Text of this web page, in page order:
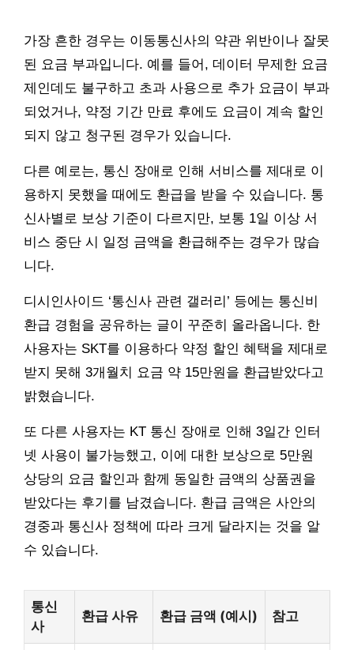
가장 흔한 경우는 이동통신사의 약관 위반이나 잘못
된 요금 부과입니다. 예를 들어, 데이터 무제한 요금
제인데도 불구하고 초과 사용으로 추가 요금이 부과
되었거나, 약정 기간 만료 후에도 요금이 계속 할인
되지 않고 청구된 경우가 있습니다.
다른 예로는, 통신 장애로 인해 서비스를 제대로 이
용하지 못했을 때에도 환급을 받을 수 있습니다. 통
신사별로 보상 기준이 다르지만, 보통 1일 이상 서
비스 중단 시 일정 금액을 환급해주는 경우가 많습
니다.
디시인사이드 ‘통신사 관련 갤러리’ 등에는 통신비
환급 경험을 공유하는 글이 꾸준히 올라옵니다. 한
사용자는 SKT를 이용하다 약정 할인 혜택을 제대로
받지 못해 3개월치 요금 약 15만원을 환급받았다고
밝혔습니다.
또 다른 사용자는 KT 통신 장애로 인해 3일간 인터
넷 사용이 불가능했고, 이에 대한 보상으로 5만원
상당의 요금 할인과 함께 동일한 금액의 상품권을
받았다는 후기를 남겼습니다. 환급 금액은 사안의
경중과 통신사 정책에 따라 크게 달라지는 것을 알
수 있습니다.
통신
사
환급 사유 환급 금액 (예시) 참고